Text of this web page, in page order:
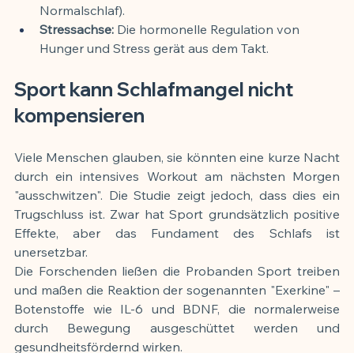
Normalschlaf).
Stressachse: Die hormonelle Regulation von
Hunger und Stress gerät aus dem Takt.
Sport kann Schlafmangel nicht
kompensieren
Viele Menschen glauben, sie könnten eine kurze Nacht
durch ein intensives Workout am nächsten Morgen
"ausschwitzen". Die Studie zeigt jedoch, dass dies ein
Trugschluss ist. Zwar hat Sport grundsätzlich positive
Effekte, aber das Fundament des Schlafs ist
unersetzbar.
Die Forschenden ließen die Probanden Sport treiben
und maßen die Reaktion der sogenannten "Exerkine" –
Botenstoffe wie IL-6 und BDNF, die normalerweise
durch Bewegung ausgeschüttet werden und
gesundheitsfördernd wirken.